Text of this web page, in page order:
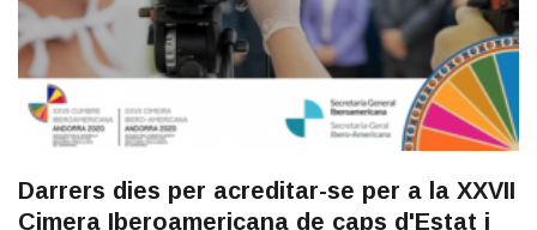
Darrers dies per acreditar-se per a la XXVII
Cimera Iberoamericana de caps d'Estat i